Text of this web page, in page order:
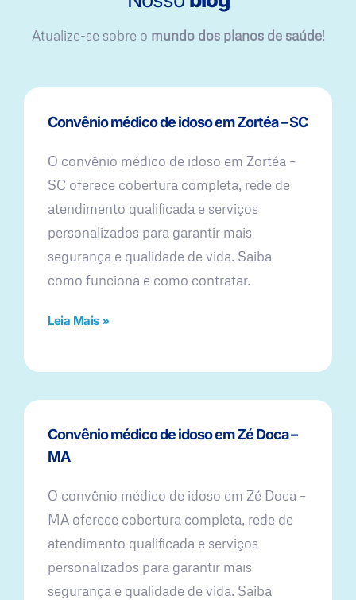
Atualize-se sobre o mundo dos planos de saúde!
Convênio médico de idoso em Zortéa – SC
O convênio médico de idoso em Zortéa –
SC oferece cobertura completa, rede de
atendimento qualificada e serviços
personalizados para garantir mais
segurança e qualidade de vida. Saiba
como funciona e como contratar.
Leia Mais »
Convênio médico de idoso em Zé Doca –
MA
O convênio médico de idoso em Zé Doca –
MA oferece cobertura completa, rede de
atendimento qualificada e serviços
personalizados para garantir mais
segurança e qualidade de vida. Saiba